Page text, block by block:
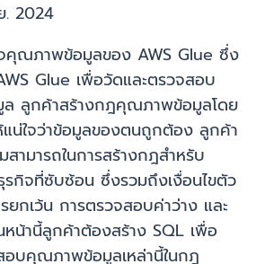
. 2024
คุณภาพข้อมูลของ AWS Glue ซึ่ง
Glue เพื่อวัดและตรวจสอบ
ลูกค้าสร้างกฎคุณภาพข้อมูลโดย
แน่ใจว่าข้อมูลของตนถูกต้อง ลูกค้า
ามารถในการสร้างกฎสำหรับ
กิจที่ซับซ้อน ซึ่งรวมถึงเงื่อนไขตัว
ยกเว้น การตรวจสอบค่าว่าง และ
น้านี้ลูกค้าต้องสร้าง SQL เพื่อ
อบคุณภาพข้อมูลเหล่านี้ในกฎ